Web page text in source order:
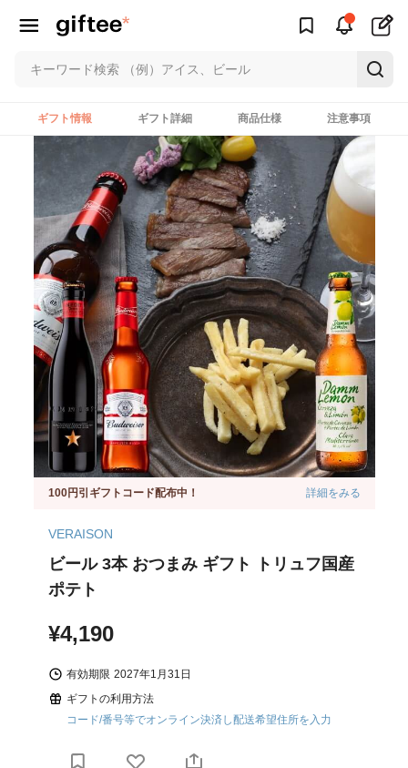
ギフト情報 ギフト詳細 商品仕様 注意事項
100円引ギフトコード配布中！ 詳細をみる
VERAISON
ビール 3本 おつまみ ギフト トリュフ国産
ポテト
¥4,190
有効期限 2027年1月31日
ギフトの利用方法
コード/番号等でオンライン決済し配送希望住所を入力